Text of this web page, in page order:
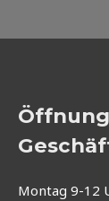
Montag 9-12